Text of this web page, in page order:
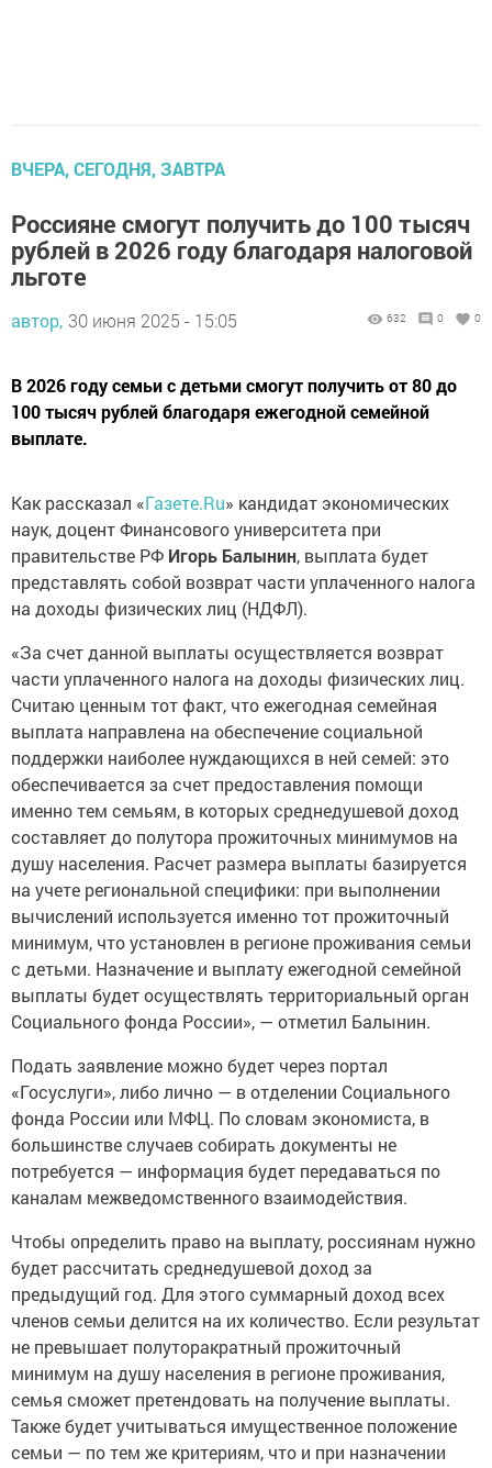
ВЧЕРА, СЕГОДНЯ, ЗАВТРА
Россияне смогут получить до 100 тысяч
рублей в 2026 году благодаря налоговой
льготе
автор, 30 июня 2025 - 15:05 632 0 0
В 2026 году семьи с детьми смогут получить от 80 до
100 тысяч рублей благодаря ежегодной семейной
выплате.
Как рассказал «Газете.Ru» кандидат экономических
наук, доцент Финансового университета при
правительстве РФ Игорь Балынин, выплата будет
представлять собой возврат части уплаченного налога
на доходы физических лиц (НДФЛ).
«За счет данной выплаты осуществляется возврат
части уплаченного налога на доходы физических лиц.
Считаю ценным тот факт, что ежегодная семейная
выплата направлена на обеспечение социальной
поддержки наиболее нуждающихся в ней семей: это
обеспечивается за счет предоставления помощи
именно тем семьям, в которых среднедушевой доход
составляет до полутора прожиточных минимумов на
душу населения. Расчет размера выплаты базируется
на учете региональной специфики: при выполнении
вычислений используется именно тот прожиточный
минимум, что установлен в регионе проживания семьи
с детьми. Назначение и выплату ежегодной семейной
выплаты будет осуществлять территориальный орган
Социального фонда России», — отметил Балынин.
Подать заявление можно будет через портал
«Госуслуги», либо лично — в отделении Социального
фонда России или МФЦ. По словам экономиста, в
большинстве случаев собирать документы не
потребуется — информация будет передаваться по
каналам межведомственного взаимодействия.
Чтобы определить право на выплату, россиянам нужно
будет рассчитать среднедушевой доход за
предыдущий год. Для этого суммарный доход всех
членов семьи делится на их количество. Если результат
не превышает полуторакратный прожиточный
минимум на душу населения в регионе проживания,
семья сможет претендовать на получение выплаты.
Также будет учитываться имущественное положение
семьи — по тем же критериям, что и при назначении